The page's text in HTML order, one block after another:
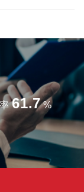
61.7 %